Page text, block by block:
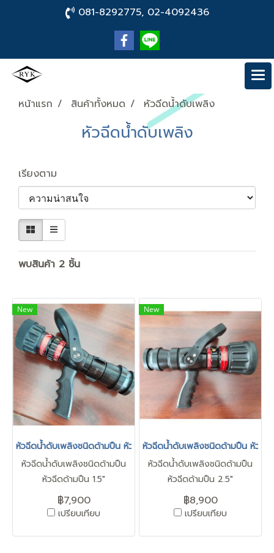
081-8292775, 02-4092436
หน้าแรก สินค้าทั้งหมด หัวฉีดน้ำดับเพลิง
หัวฉีดน้ำดับเพลิง
เรียงตาม
พบสินค้า 2 ชิ้น
New
หัวฉีดน้ำดับเพลิงชนิดด้ามปืน หัวฉีดด้ามปืน 1.5"
หัวฉีดน้ำดับเพลิงชนิดด้ามปืน
หัวฉีดด้ามปืน 1.5"
฿7,900
เปรียบเทียบ
New
หัวฉีดน้ำดับเพลิงชนิดด้ามปืน หัวฉีด
หัวฉีดน้ำดับเพลิงชนิดด้ามปืน
หัวฉีดด้ามปืน 2.5"
฿8,900
เปรียบเทียบ